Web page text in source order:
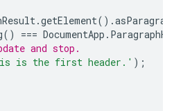
.getElement().
() === DocumentApp .
and stop.
is the first header.' );